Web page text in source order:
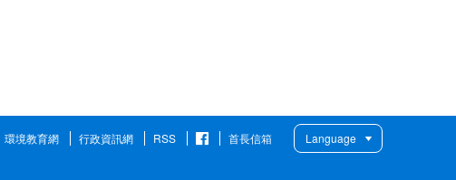
環境教育網 行政資訊網 RSS
臉
首長信箱 Language